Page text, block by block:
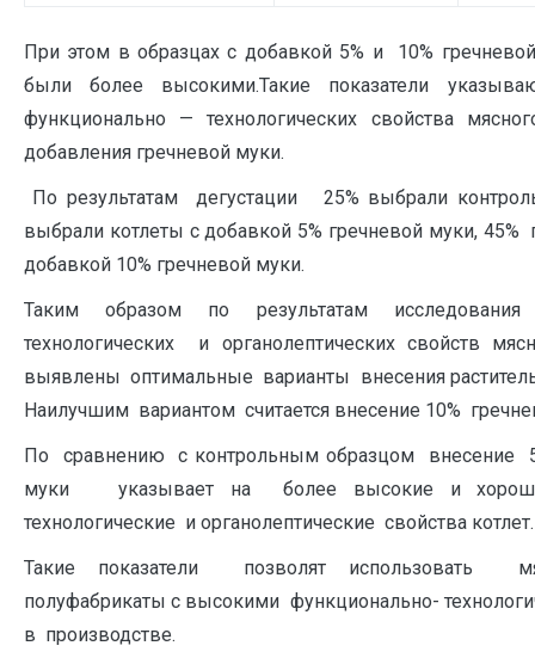
При этом в образцах с добавкой 5% и 10%
были более высокими.Такие показатели
функционально — технологических свойства
добавления гречневой муки.
По результатам дегустации 25% выбрали
выбрали котлеты с добавкой 5% гречневой муки, 45%
добавкой 10% гречневой муки.
Таким образом по результатам
технологических и органолептических свойств
выявлены оптимальные варианты внесения
Наилучшим вариантом считается внесение 10%
По сравнению с контрольным образцом внесение
муки указывает на более высокие и
технологические и органолептические свойства котлет.
Такие показатели позволят использовать
полуфабрикаты с высокими функционально-
в производстве.